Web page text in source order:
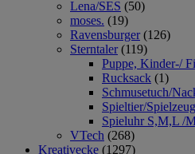
Lena/SES (50)
moses. (19)
Ravensburger (126)
Sterntaler (119)
Puppe, Kinder-/
Rucksack (1)
Schmusetuch/
Spieltier/Spielzeug
Spieluhr S,M,L /
VTech (268)
Kreativecke (1297)